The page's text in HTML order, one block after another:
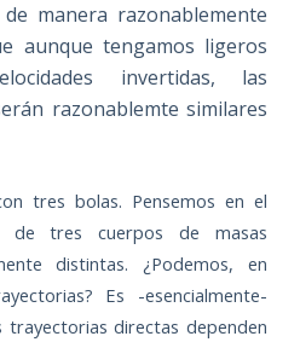
manera razonablemente
aunque tengamos ligeros
invertidas, las
razonablemte similares
tres bolas. Pensemos en el
de tres cuerpos de masas
distintas. ¿Podemos, en
Es -esencialmente-
directas dependen